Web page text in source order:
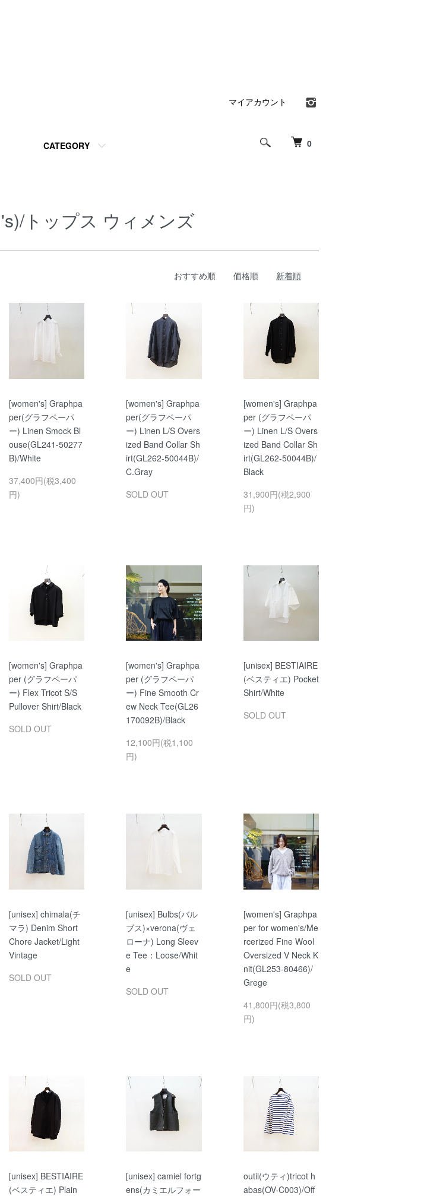
0
CATEGORY
マイアカウント
トップス ウィメンズ
おすすめ順 価格順 新着順
[women's] Graphpa
per(グラフペーパ
ー) Linen Smock Bl
ouse(GL241-50277
B)/White
37,400円(税3,400
円)
[women's] Graphpa
per(グラフペーパ
ー) Linen L/S Overs
ized Band Collar Sh
irt(GL262-50044B)/
C.Gray
SOLD OUT
[women's] Graphpa
per (グラフペーパ
ー) Linen L/S Overs
ized Band Collar Sh
irt(GL262-50044B)/
Black
31,900円(税2,900
円)
[women's] Graphpa
per (グラフペーパ
ー) Flex Tricot S/S
Pullover Shirt/Black
SOLD OUT
[women's] Graphpa
per (グラフペーパ
ー) Fine Smooth Cr
ew Neck Tee(GL26
170092B)/Black
12,100円(税1,100
円)
[unisex] BESTIAIRE
(ベスティエ) Pocket
Shirt/White
SOLD OUT
[unisex] chimala(チ
マラ) Denim Short
Chore Jacket/Light
Vintage
SOLD OUT
[unisex] Bulbs(バル
ブス)×verona(ヴェ
ローナ) Long Sleev
e Tee：Loose/Whit
e
SOLD OUT
[women's] Graphpa
per for women's/Me
rcerized Fine Wool
Oversized V Neck K
nit(GL253-80466)/
Grege
41,800円(税3,800
円)
[unisex] BESTIAIRE
(ベスティエ) Plain
[unisex] camiel fortg
ens(カミエルフォー
outil(ウティ)tricot h
abas(OV-C003)/Off